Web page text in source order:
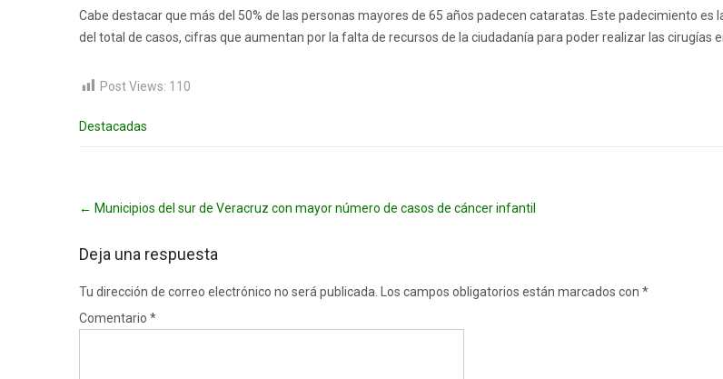
Cabe destacar que más del 50% de las personas mayores de 65 años padecen cataratas. Este padecimiento
del total de casos, cifras que aumentan por la falta de recursos de la ciudadanía para poder realizar las cirugías
Post Views: 110
Destacadas
navigation
← Municipios del sur de Veracruz con mayor número de casos de cáncer infantil
Deja una respuesta
Tu dirección de correo electrónico no será publicada. Los campos obligatorios están marcados con *
Comentario *